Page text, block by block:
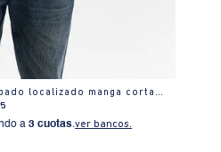
Camiseta estampado localizado manga corta cuello redondo para hombre
a3 cuotas.ver bancos.